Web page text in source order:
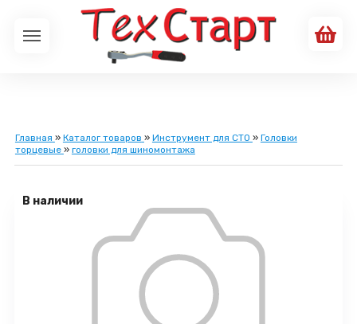
Главная » Каталог товаров » Инструмент для СТО » Головки
торцевые » головки для шиномонтажа
В наличии